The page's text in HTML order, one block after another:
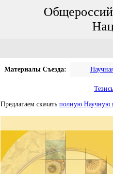
Материалы Съезда:
Предлагаем скачать полную Научную